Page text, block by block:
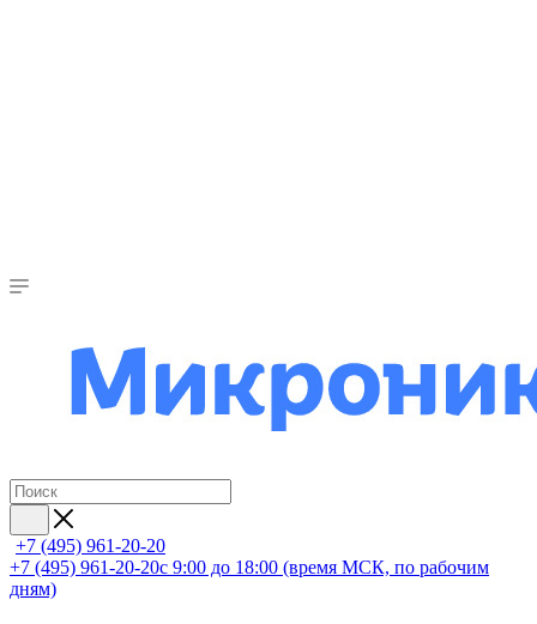
+7 (495) 961-20-20
+7 (495) 961-20-20с 9:00 до 18:00 (время МСК, по рабочим
дням)